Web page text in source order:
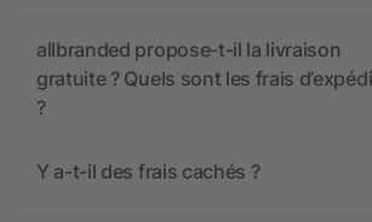
allbranded propose-t-il la livraison
gratuite ? Quels sont les frais
?
Y a-t-il des frais cachés ?